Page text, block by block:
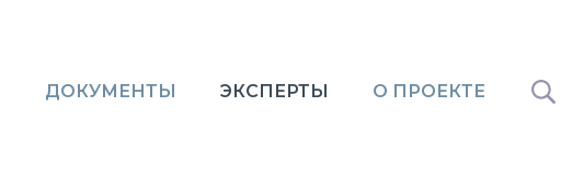
ДОКУМЕНТЫ ЭКСПЕРТЫ О ПРОЕКТЕ